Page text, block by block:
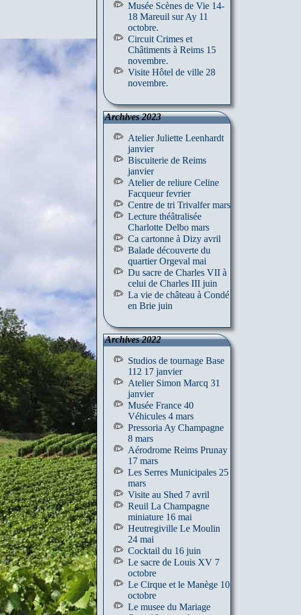
Musée Scènes de Vie 14-
18 Mareuil sur Ay 11
octobre.
Circuit Crimes et
Châtiments à Reims 15
novembre.
Visite Hôtel de ville 28
novembre.
Archives 2023
Atelier Juliette Leenhardt
janvier
Biscuiterie de Reims
janvier
Atelier de reliure Celine
Facqueur fevrier
Centre de tri Trivalfer mars
Lecture théâtralisée
Charlotte Delbo mars
Ca cartonne à Dizy avril
Balade découverte du
quartier Orgeval mai
Du sacre de Charles VII à
celui de Charles III juin
La vie de château à Condé
en Brie juin
Archives 2022
Studios de tournage Base
112 17 janvier
Atelier Simon Marcq 31
janvier
Musée France 40
Véhicules 4 mars
Pressoria Ay Champagne
8 mars
Aérodrome Reims Prunay
17 mars
Les Serres Municipales 25
mars
Visite au Shed 7 avril
Reuil La Champagne
miniature 16 mai
Heutregiville Le Moulin
24 mai
Cocktail du 16 juin
Le sacre de Louis XV 7
octobre
Le Cirque et le Manège 10
octobre
Le musee du Mariage